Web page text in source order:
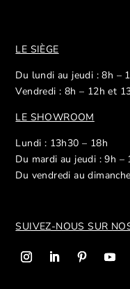
LE SIÈGE
Du lundi au jeudi : 8h –
Vendredi : 8h – 12h et
LE SHOWROOM
Lundi : 13h30 – 18h
Du mardi au jeudi : 9h
Du vendredi au
SUIVEZ-NOUS SUR